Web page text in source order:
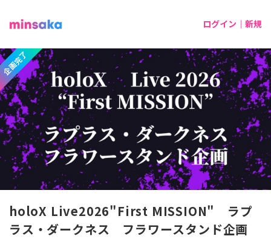
ログイン｜新規
企画完了
holoX Live2026"First MISSION" ラプ
ラス・ダークネス フラワースタンド企画